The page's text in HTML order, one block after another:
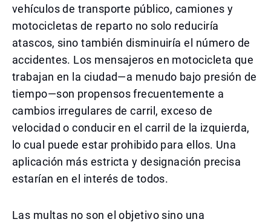
vehículos de transporte público, camiones y
motocicletas de reparto no solo reduciría
atascos, sino también disminuiría el número de
accidentes. Los mensajeros en motocicleta que
trabajan en la ciudad—a menudo bajo presión de
tiempo—son propensos frecuentemente a
cambios irregulares de carril, exceso de
velocidad o conducir en el carril de la izquierda,
lo cual puede estar prohibido para ellos. Una
aplicación más estricta y designación precisa
estarían en el interés de todos.
Las multas no son el objetivo sino una